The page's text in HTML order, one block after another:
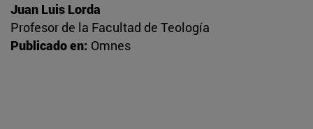
Juan Luis Lorda
Profesor de la Facultad de Teología
Publicado en: Omnes